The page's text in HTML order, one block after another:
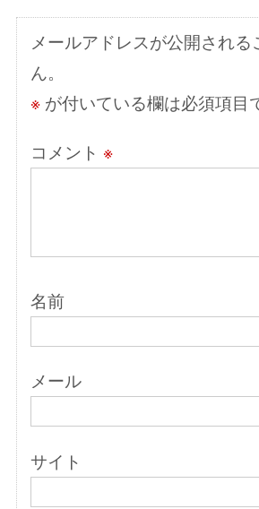
シ
ョ
ン
メールアドレスが公開される
ん。
※が付いている欄は必須項目
コメント ※
名前
メール
サイト